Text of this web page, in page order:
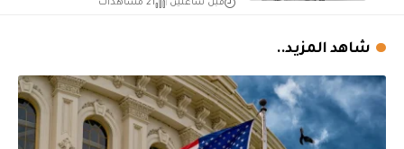
قبل ساعتين 21 مشاهدات
شاهد المزيد..